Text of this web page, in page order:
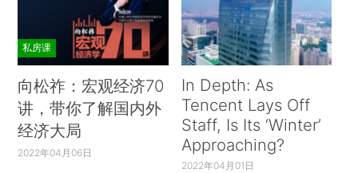
私房课
向松祚：宏观经济70
讲，带你了解国内外
经济大局
2022年04月06日
In Depth: As
Tencent Lays Off
Staff, Is Its ‘Winter’
Approaching?
2022年04月01日